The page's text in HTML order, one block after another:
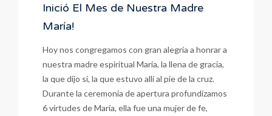
Inició El Mes de Nuestra Madre
María!
Hoy nos congregamos con gran alegría a honrar a
nuestra madre espiritual María, la llena de gracia,
la que dijo sí, la que estuvo allí al pie de la cruz.
Durante la ceremonia de apertura profundizamos
6 virtudes de María, ella fue una mujer de fe,